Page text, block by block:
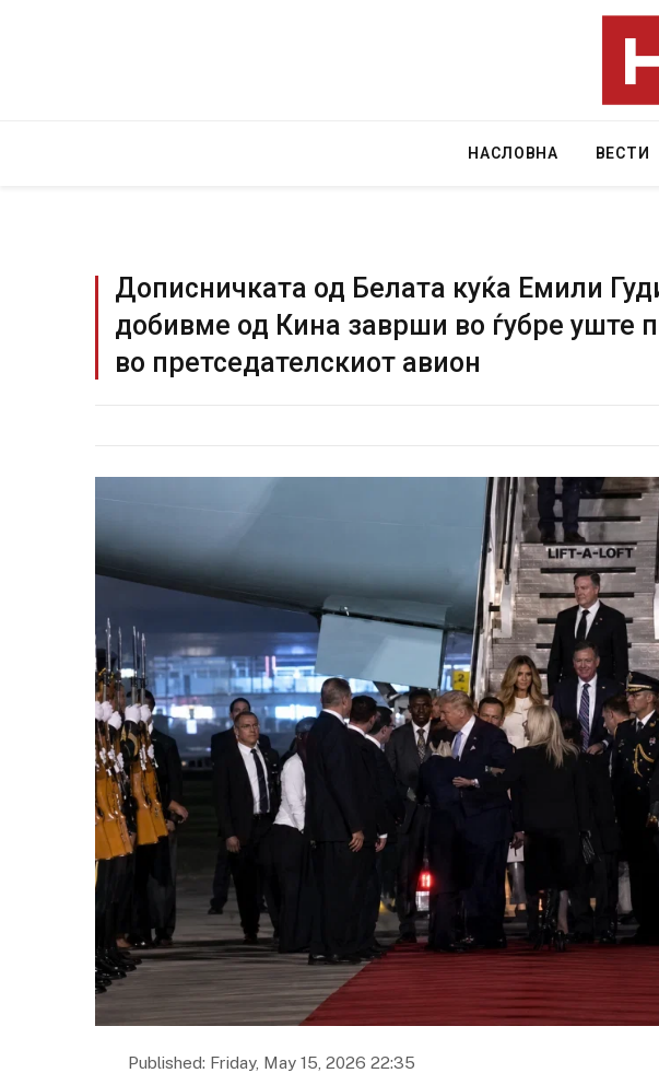
НАСЛОВНА ВЕСТИ
Дописничката од Белата куќа Емили
добивме од Кина заврши во ѓубре уште
во претседателскиот авион
Published: Friday, May 15, 2026 22:35
Уште двајца починаа од повредите во ресторан
во главниот град на Русуија – експлозивот бил
завиткан како роденденски подарок